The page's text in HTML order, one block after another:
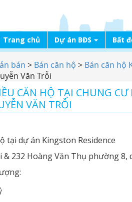
Trang chủ Dự án BĐS Bất
bán > Bán căn hộ > Bán căn hộ
Văn Trỗi
CĂN HỘ TẠI CHUNG CƯ
VĂN TRỖI
tại dự án Kingston Residence
232 Hoàng Văn Thụ phường 8,